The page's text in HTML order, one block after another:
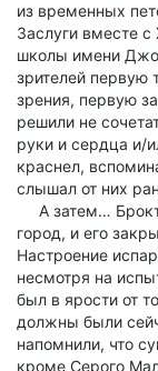
из временных
Заслуги вместе
школы имени
зрителей первую
зрения, первую
решили не
руки и сердца и/
краснел,
слышал от них
А затем…
город, и его
Настроение
несмотря на
был в ярости от
должны были
напомнили, что
кроме Серого